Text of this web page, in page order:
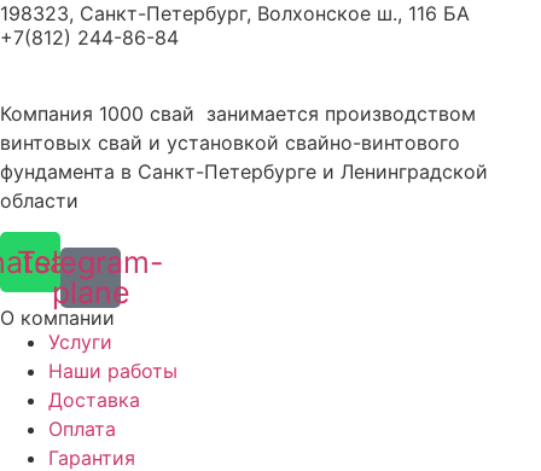
198323, Санкт-Петербург, Волхонское ш., 116 БА
+7(812) 244-86-84
Компания 1000 свай занимается производством
винтовых свай и установкой свайно-винтового
фундамента в Санкт-Петербурге и Ленинградской
области
Telegram-
plane
О компании
Услуги
Наши работы
Доставка
Оплата
Гарантия